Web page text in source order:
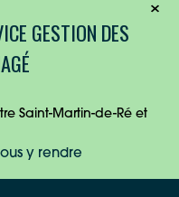
GESTION DES
Saint-Martin-de-Ré et
y rendre